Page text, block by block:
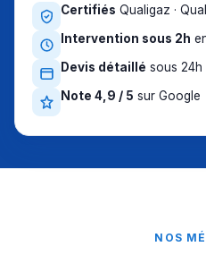
Certifiés Qualigaz ·
Intervention sous 2h
Devis détaillé sous 24h
Note 4,9 / 5 sur Google
NOS